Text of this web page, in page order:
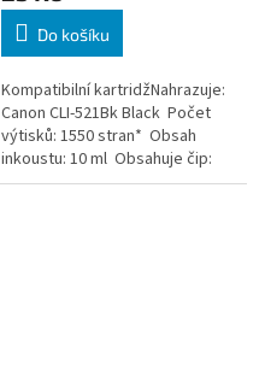
Do košíku
Kompatibilní kartridžNahrazuje:
Canon CLI-521Bk Black Počet
výtisků: 1550 stran* Obsah
inkoustu: 10 ml Obsahuje čip:
ANO